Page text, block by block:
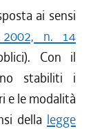
ai sensi
2002, n. 14
Con il
stabiliti i
e le modalità
della legge